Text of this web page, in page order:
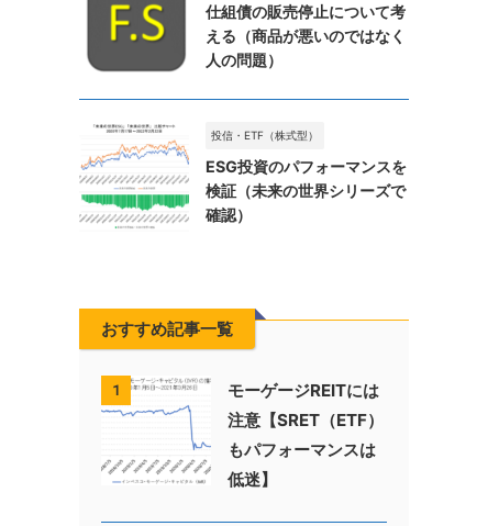
仕組債の販売停止について考
える（商品が悪いのではなく
人の問題）
投信・ETF（株式型）
ESG投資のパフォーマンスを
検証（未来の世界シリーズで
確認）
おすすめ記事一覧
1
モーゲージREITには
注意【SRET（ETF）
もパフォーマンスは
低迷】